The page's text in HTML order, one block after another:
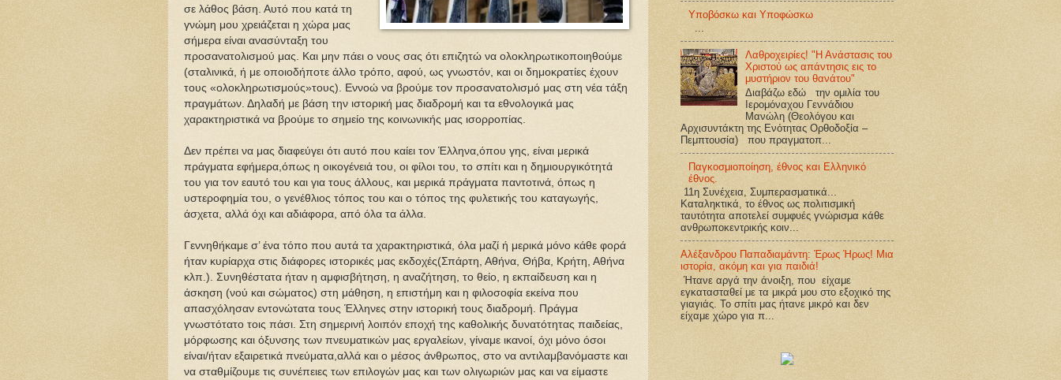
σε λάθος βάση. Αυτό που κατά τη
γνώμη μου χρειάζεται η χώρα μας
σήμερα είναι ανασύνταξη του
προσανατολισμού μας. Και μην πάει ο νους σας ότι επιζητώ να ολοκληρωτικοποιηθούμε
(σταλινικά, ή με οποιοδήποτε άλλο τρόπο, αφού, ως γνωστόν, και οι δημοκρατίες έχουν
τους «ολοκληρωτισμούς»τους). Εννοώ να βρούμε τον προσανατολισμό μας στη νέα τάξη
πραγμάτων. Δηλαδή με βάση την ιστορική μας διαδρομή και τα εθνολογικά μας
χαρακτηριστικά να βρούμε το σημείο της κοινωνικής μας ισορροπίας.
Δεν πρέπει να μας διαφεύγει ότι αυτό που καίει τον Έλληνα,όπου γης, είναι μερικά
πράγματα εφήμερα,όπως η οικογένειά του, οι φίλοι του, το σπίτι και η δημιουργικότητά
του για τον εαυτό του και για τους άλλους, και μερικά πράγματα παντοτινά, όπως η
υστεροφημία του, ο γενέθλιος τόπος του και ο τόπος της φυλετικής του καταγωγής,
άσχετα, αλλά όχι και αδιάφορα, από όλα τα άλλα.
Γεννηθήκαμε σ’ ένα τόπο που αυτά τα χαρακτηριστικά, όλα μαζί ή μερικά μόνο κάθε φορά
ήταν κυρίαρχα στις διάφορες ιστορικές μας εκδοχές(Σπάρτη, Αθήνα, Θήβα, Κρήτη, Αθήνα
κλπ.). Συνηθέστατα ήταν η αμφισβήτηση, η αναζήτηση, το θείο, η εκπαίδευση και η
άσκηση (νού και σώματος) στη μάθηση, η επιστήμη και η φιλοσοφία εκείνα που
απασχόλησαν εντονώτατα τους Έλληνες στην ιστορική τους διαδρομή. Πράγμα
γνωστότατο τοις πάσι. Στη σημερινή λοιπόν εποχή της καθολικής δυνατότητας παιδείας,
μόρφωσης και όξυνσης των πνευματικών μας εργαλείων, γίναμε ικανοί, όχι μόνο όσοι
είναι/ήταν εξαιρετικά πνεύματα,αλλά και ο μέσος άνθρωπος, στο να αντιλαμβανόμαστε και
να σταθμίζουμε τις συνέπειες των επιλογών μας και των ολιγωριών μας και να είμαστε
Υποβόσκω και Υποφώσκω
...
Λαθροχειρίες! "Η Ανάστασις του
Χριστού ως απάντησις εις το
μυστήριον του θανάτου"
Διαβάζω εδώ την ομιλία του
Ιερομόναχου Γεννάδιου
Μανώλη (Θεολόγου και
Αρχισυντάκτη της Ενότητας Ορθοδοξία –
Πεμπτουσία) που πραγματοπ...
Παγκοσμιοποίηση, έθνος και Ελληνικό
έθνος.
11η Συνέχεια, Συμπερασματικά...
Καταληκτικά, το έθνος ως πολιτισμική
ταυτότητα αποτελεί συμφυές γνώρισμα κάθε
ανθρωποκεντρικής κοιν...
Αλέξανδρου Παπαδιαμάντη: Έρως Ήρως! Μια
ιστορία, ακόμη και για παιδιά!
Ήτανε αργά την άνοιξη, που είχαμε
εγκατασταθεί με τα μικρά μου στο εξοχικό της
γιαγιάς. Το σπίτι μας ήτανε μικρό και δεν
είχαμε χώρο για π...